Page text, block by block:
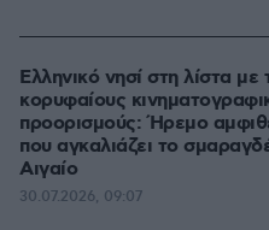
Ελληνικό νησί στη λίστα με
κορυφαίους
προορισμούς: Ήρεμο
που αγκαλιάζει το
Αιγαίο
30.07.2026, 09:07